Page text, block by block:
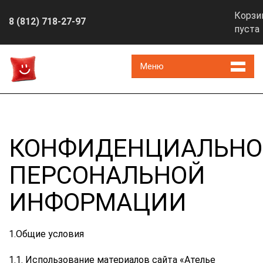
8 (812) 718-27-97
пуста
Меню
ПЕРСОНАЛЬНОЙ
ИНФОРМАЦИИ
1.Общие условия
1.1. Использование материалов сайта «Ателье